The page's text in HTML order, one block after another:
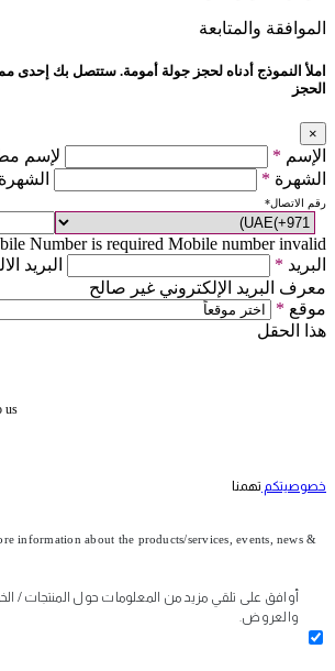
الموافقة والمتابعة
املأ النموذج أدناه لحجز جولة أمومة. ستتصل بك إحدى
الحجز
×
الإسم *
لإسم
الشهرة *
رقم الاتصال*
Number is required Mobile number invalid
البريد *
البريد
معرف البريد الإلكتروني غير صالح
موقع *
هذا الحقل
خصوصيتكم تهمنا
information about the products/services, events, news &
أوافق على تلقي مزيد من المعلومات حول المنتجات /
والعروض.